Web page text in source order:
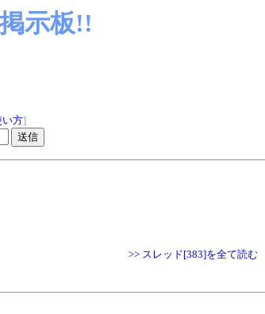
示板!!
い方]
>> スレッド[383]を全て読む